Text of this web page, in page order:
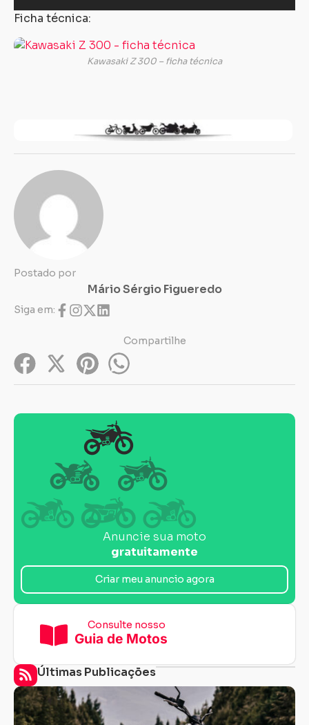
Ficha técnica:
Kawasaki Z 300 – ficha técnica
Postado por
Mário Sérgio Figueredo
Siga em:
Compartilhe
Anuncie sua moto
gratuitamente
Criar meu anuncio agora
Consulte nosso
Guia de Motos
Últimas Publicações